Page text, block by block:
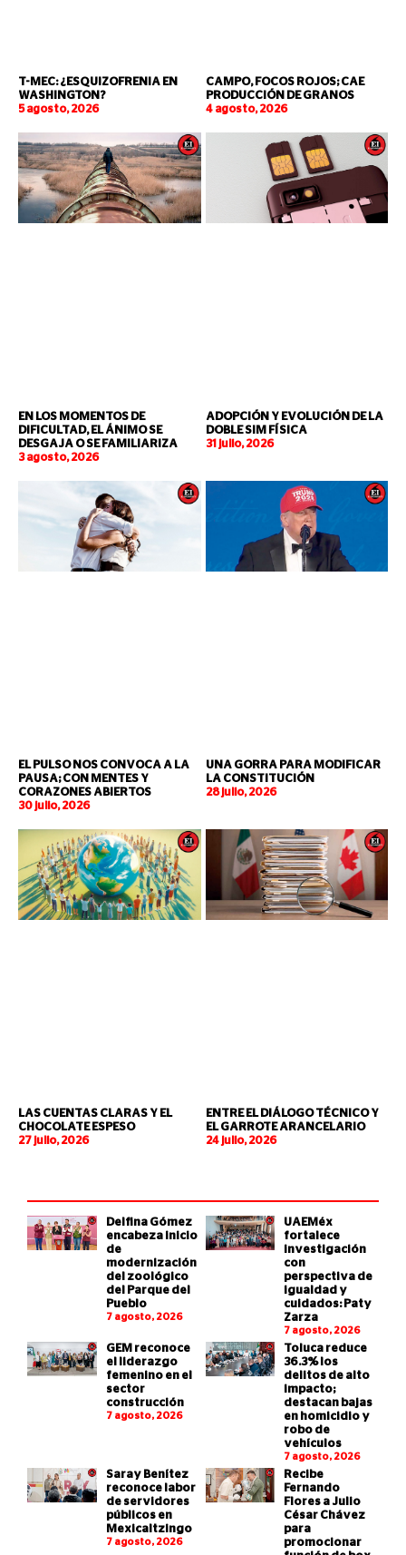
T-MEC: ¿ESQUIZOFRENIA EN
WASHINGTON?
5 agosto, 2026
CAMPO, FOCOS ROJOS; CAE
PRODUCCIÓN DE GRANOS
4 agosto, 2026
EN LOS MOMENTOS DE
DIFICULTAD, EL ÁNIMO SE
DESGAJA O SE FAMILIARIZA
3 agosto, 2026
ADOPCIÓN Y EVOLUCIÓN DE LA
DOBLE SIM FÍSICA
31 julio, 2026
EL PULSO NOS CONVOCA A LA
PAUSA; CON MENTES Y
CORAZONES ABIERTOS
30 julio, 2026
UNA GORRA PARA MODIFICAR
LA CONSTITUCIÓN
28 julio, 2026
LAS CUENTAS CLARAS Y EL
CHOCOLATE ESPESO
27 julio, 2026
ENTRE EL DIÁLOGO TÉCNICO Y
EL GARROTE ARANCELARIO
24 julio, 2026
Delfina Gómez
encabeza inicio
de
modernización
del zoológico
del Parque del
Pueblo
7 agosto, 2026
UAEMéx
fortalece
investigación
con
perspectiva de
igualdad y
cuidados: Paty
Zarza
7 agosto, 2026
GEM reconoce
el liderazgo
femenino en el
sector
construcción
7 agosto, 2026
Toluca reduce
36.3% los
delitos de alto
impacto;
destacan bajas
en homicidio y
robo de
vehículos
7 agosto, 2026
Saray Benítez
reconoce labor
de servidores
públicos en
Mexicaltzingo
7 agosto, 2026
Recibe
Fernando
Flores a Julio
César Chávez
para
promocionar